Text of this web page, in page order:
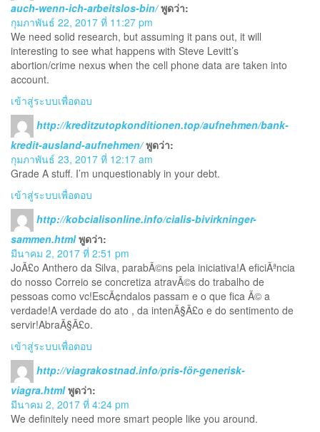
auch-wenn-ich-arbeitslos-bin/ พูดว่า:
กุมภาพันธ์ 22, 2017 ที่ 11:27 pm
We need solid research, but assuming it pans out, it will
interesting to see what happens with Steve Levitt’s
abortion/crime nexus when the cell phone data are taken into
account.
เข้าสู่ระบบเพื่อตอบ
http://kreditzutopkonditionen.top/aufnehmen/bank-
kredit-ausland-aufnehmen/ พูดว่า:
กุมภาพันธ์ 23, 2017 ที่ 12:17 am
Grade A stuff. I’m unquestionably in your debt.
เข้าสู่ระบบเพื่อตอบ
http://kobcialisonline.info/cialis-bivirkninger-
sammen.html พูดว่า:
มีนาคม 2, 2017 ที่ 2:51 pm
JoÃ£o Anthero da Silva, parabÃ©ns pela iniciativa!A eficiÃªncia
do nosso Correio se concretiza atravÃ©s do trabalho de
pessoas como vc!EscÃ¢ndalos passam e o que fica Ã© a
verdade!A verdade do ato , da intenÃ§Ã£o e do sentimento de
servir!AbraÃ§Ã£o.
เข้าสู่ระบบเพื่อตอบ
http://viagrakostnad.info/pris-för-generisk-
viagra.html พูดว่า:
มีนาคม 2, 2017 ที่ 4:24 pm
We definitely need more smart people like you around.